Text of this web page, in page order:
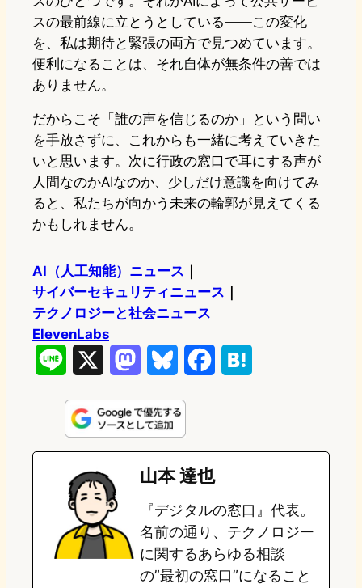
スの最前線に立とうとしている——この変化
を、私は期待と緊張の両方で見つめています。
便利になることは、それ自体が無条件の善では
ありません。
だからこそ「誰の声を信じるのか」という問い
を手放さずに、これからも一緒に考えていきた
いと思います。次に行政の窓口で耳にする声が
人間なのかAIなのか、少しだけ意識を向けてみ
ると、私たちが向かう未来の輪郭が見えてくる
かもしれません。
AI（人工知能）ニュース
サイバーセキュリティニュース
テクノロジーと社会ニュース
ElevenLabs
n
e
s
t
o
o
n
u
e
s
k
e
b
o
o
k
e
a
山本 達也
『デジタルの窓口』代表。
名前の通り、テクノロジー
に関するあらゆる相談
の”最初の窓口”になること